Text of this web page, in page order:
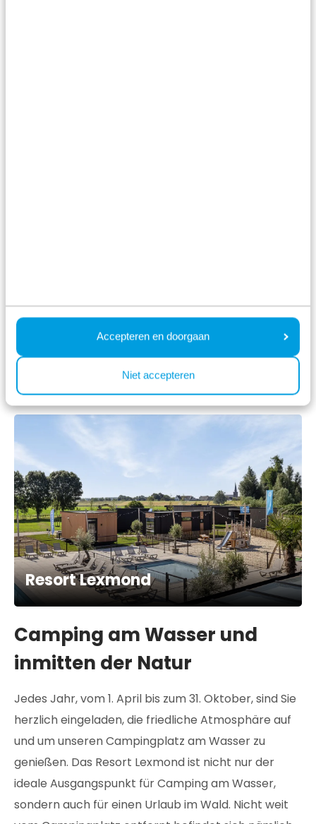
Accepteren en doorgaan
Niet accepteren
Resort Bosvallei
Resort Lexmond
Camping am Wasser und
inmitten der Natur
Jedes Jahr, vom 1. April bis zum 31. Oktober, sind Sie
herzlich eingeladen, die friedliche Atmosphäre auf
und um unseren Campingplatz am Wasser zu
genießen. Das Resort Lexmond ist nicht nur der
ideale Ausgangspunkt für Camping am Wasser,
sondern auch für einen Urlaub im Wald. Nicht weit